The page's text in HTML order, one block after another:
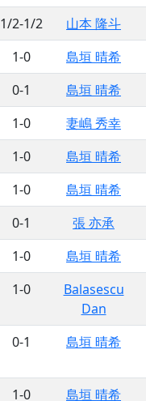
1/2-1/2
山本 隆斗
1-0
島垣 晴希
0-1
島垣 晴希
1-0
妻嶋 秀幸
1-0
島垣 晴希
1-0
島垣 晴希
0-1
張 亦承
1-0
島垣 晴希
1-0
Balasescu
Dan
0-1 島垣 晴希
1-0 島垣 晴希